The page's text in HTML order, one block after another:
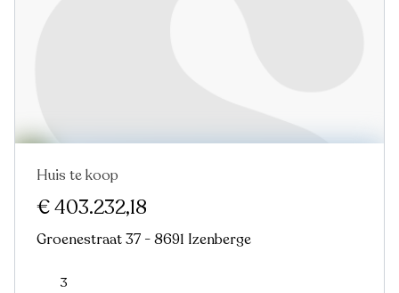
Huis te koop
€ 403.232,18
Groenestraat 37 - 8691 Izenberge
3